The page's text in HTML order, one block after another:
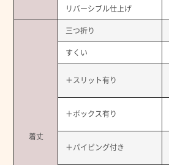
リバーシブル仕上げ
着丈
三つ折り
すくい
＋スリット有り
＋ボックス有り
＋パイピング付き